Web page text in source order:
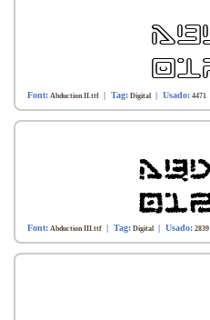
Font: Abduction II.ttf | Tag: Digital | Usado: 4471
Font: Abduction III.ttf | Tag: Digital | Usado: 2839